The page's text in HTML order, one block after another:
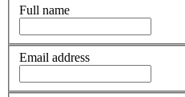
Full name
Email address